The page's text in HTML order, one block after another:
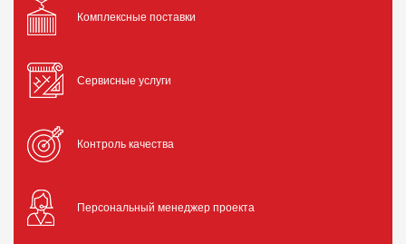
Комплексные поставки
Сервисные услуги
Контроль качества
Персональный менеджер проекта